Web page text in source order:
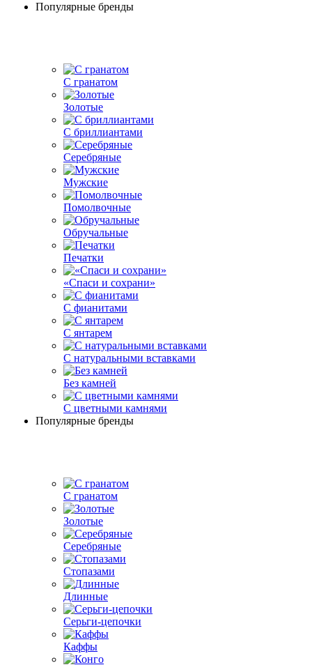
Популярные бренды
С гранатом
Золотые
С бриллиантами
Серебряные
Мужские
Помолвочные
Обручальные
Печатки
«Спаси и сохрани»
С фианитами
С янтарем
С натуральными вставками
Без камней
С цветными камнями
Популярные бренды
С гранатом
Золотые
Серебряные
Стопазами
Длинные
Серьги-цепочки
Каффы